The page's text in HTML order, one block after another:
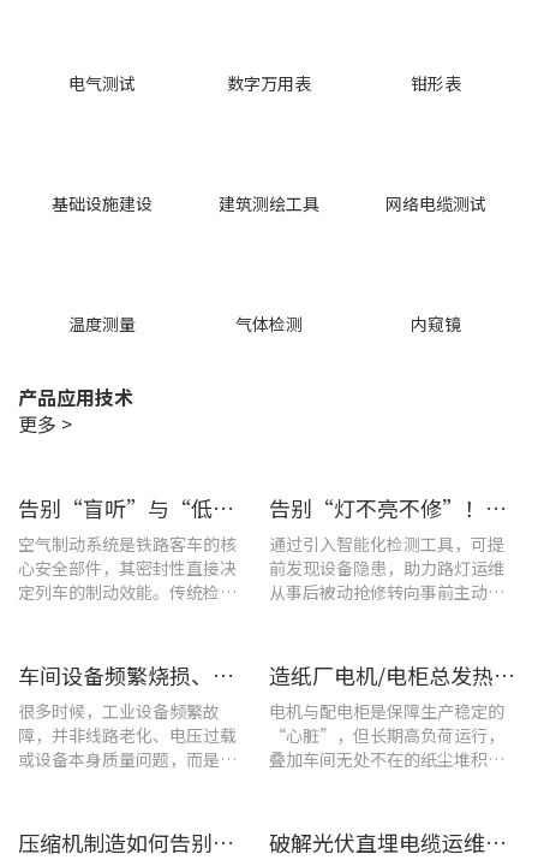
电气测试 数字万用表 钳形表
基础设施建设 建筑测绘工具 网络电缆测试
温度测量 气体检测 内窥镜
产品应用技术
更多 >
告别“盲听”与“低效” | 优利德智能检测方案助力铁路运维检修提质增效
空气制动系统是铁路客车的核
心安全部件，其密封性直接决
定列车的制动效能。传统检修
更易造成漏检
告别“灯不亮不修”！优利德产品组合赋能城市道路照明设施运维更高效
通过引入智能化检测工具，可提
前发现设备隐患，助力路灯运维
从事后被动抢修转向事前主动预
车间设备频繁烧损、无故停机?一台UT285C搞定电能质量隐患
很多时候，工业设备频繁故
障，并非线路老化、电压过载
或设备本身质量问题，而是谐
造纸厂电机/电柜总发热？这套7×24h在线监测方案帮你“扼杀”热隐患！
电机与配电柜是保障生产稳定的
“心脏”，但长期高负荷运行，
叠加车间无处不在的纸尘堆积，
压缩机制造如何告别“气密性焦虑”?UT568F红外声热成像仪实战揭秘 破解光伏直埋电缆运维难题：UT689B智能管线探测仪实测纪实